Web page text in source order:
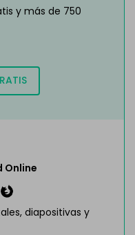
y más de 750
Online
diapositivas y